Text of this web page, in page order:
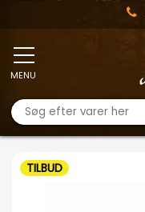
MENU
TILBUD